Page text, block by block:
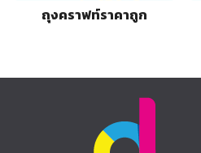
ถุงคราฟท์ราคาถูก